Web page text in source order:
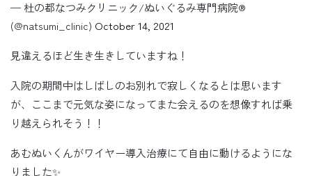
— 杜の都なつみクリニック/ぬいぐるみ専門病院®︎
(@natsumi_clinic) October 14, 2021
見違えるほど生き生きしていますね！
入院の期間中はしばしのお別れで寂しくなるとは思います
が、ここまで元気な姿になってまた会えるのを想像すれば乗
り越えられそう！！
あむぬいくんがワイヤー導入治療にて自由に動けるようにな
りました✨